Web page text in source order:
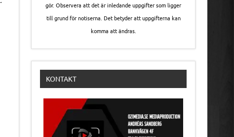
gör. Observera att det är inledande uppgifter som ligger
till grund för notiserna. Det betyder att uppgifterna kan
komma att ändras.
KONTAKT